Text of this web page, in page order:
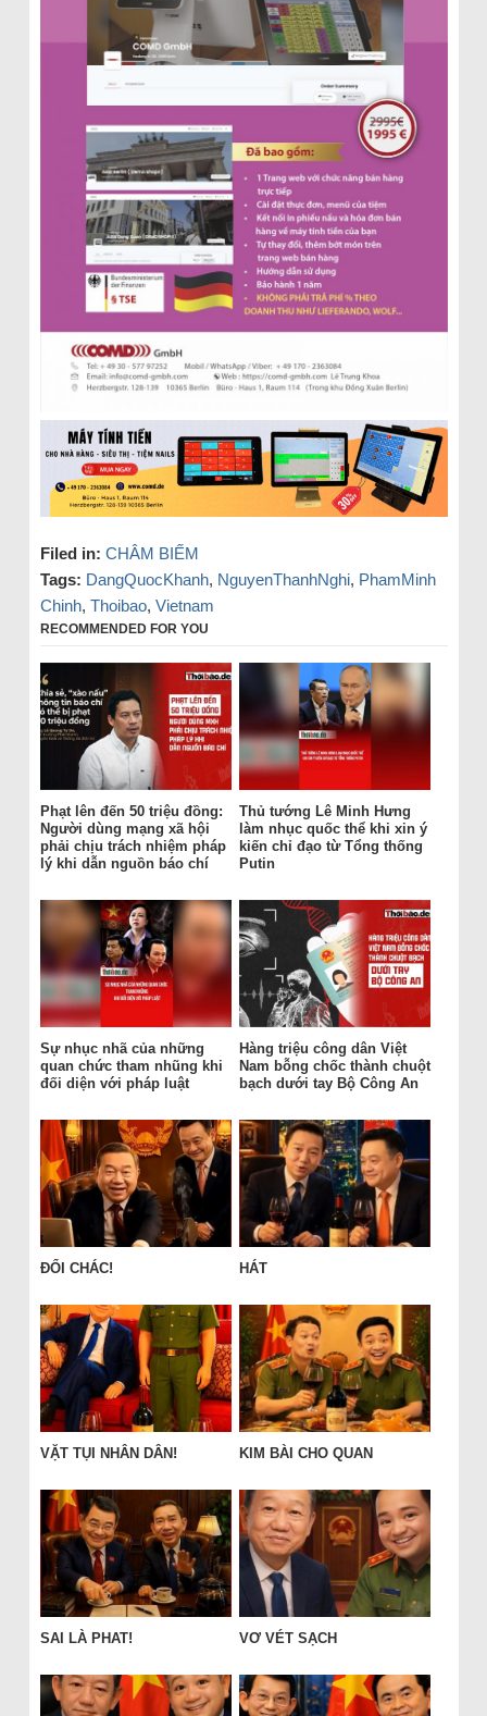
Filed in: CHÂM BIẾM
Tags: DangQuocKhanh, NguyenThanhNghi, PhamMinh
Chinh, Thoibao, Vietnam
RECOMMENDED FOR YOU
Phạt lên đến 50 triệu đồng:
Người dùng mạng xã hội
phải chịu trách nhiệm pháp
lý khi dẫn nguồn báo chí
Thủ tướng Lê Minh Hưng
làm nhục quốc thể khi xin ý
kiến chỉ đạo từ Tổng thống
Putin
Sự nhục nhã của những
quan chức tham nhũng khi
đối diện với pháp luật
Hàng triệu công dân Việt
Nam bỗng chốc thành chuột
bạch dưới tay Bộ Công An
ĐỔI CHÁC! HÁT
VẶT TỤI NHÂN DÂN! KIM BÀI CHO QUAN
SAI LÀ PHAT! VƠ VÉT SẠCH